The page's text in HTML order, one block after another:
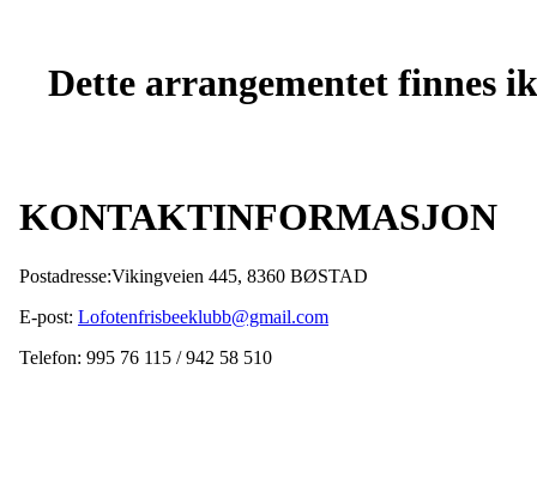
Dette arrangementet finnes
KONTAKTINFORMASJON
Postadresse:Vikingveien 445, 8360 BØSTAD
E-post: Lofotenfrisbeeklubb@gmail.com
Telefon: 995 76 115 / 942 58 510